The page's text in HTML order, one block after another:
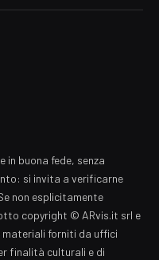
in buona fede, senza
si invita a verificarne
non esplicitamente
copyright © ARvis.it srl e
forniti da uffici
finalità culturali e di